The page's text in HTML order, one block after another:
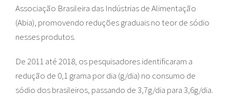
Associação Brasileira das Indústrias de Alimentação
(Abia), promovendo reduções graduais no teor de sódio
nesses produtos.
De 2011 até 2018, os pesquisadores identificaram a
redução de 0,1 grama por dia (g/dia) no consumo de
sódio dos brasileiros, passando de 3,7g/dia para 3,6g/dia.